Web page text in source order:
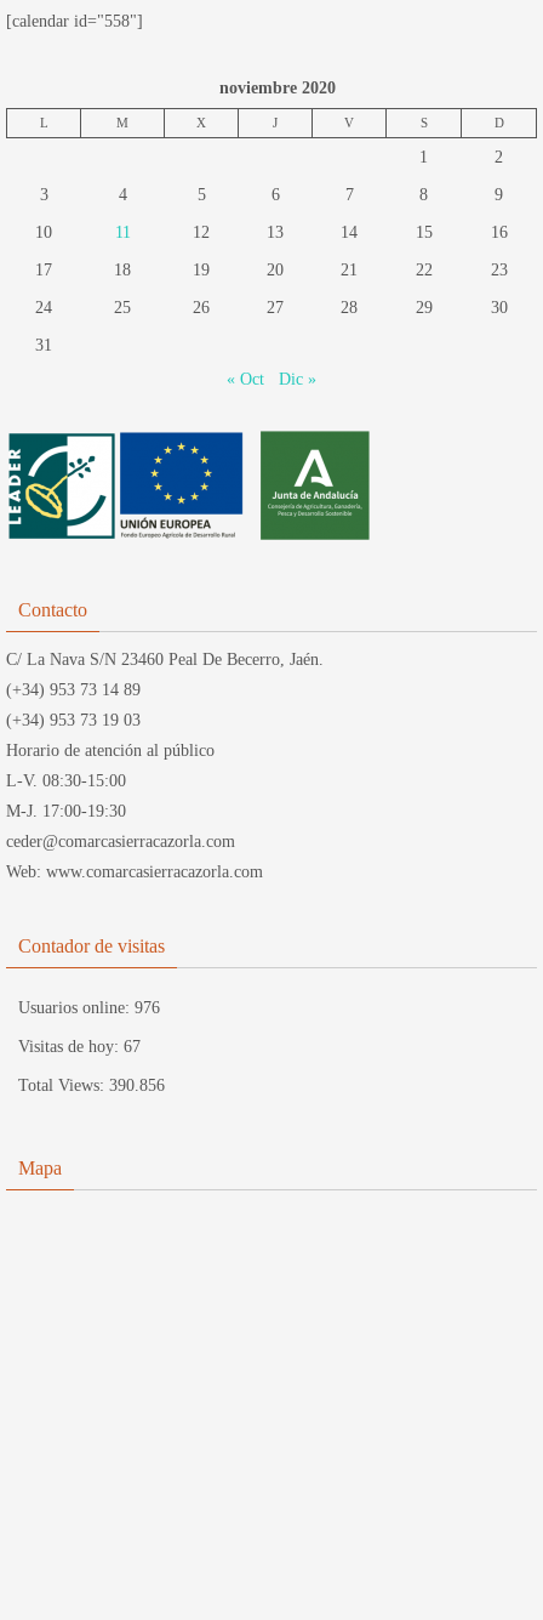
[calendar id="558"]
noviembre 2020
L M X J V S D
1 2
3 4 5 6 7 8 9
10 11 12 13 14 15 16
17 18 19 20 21 22 23
24 25 26 27 28 29 30
31
« Oct
Dic »
Contacto
C/ La Nava S/N 23460 Peal De Becerro, Jaén.
(+34) 953 73 14 89
(+34) 953 73 19 03
Horario de atención al público
L-V. 08:30-15:00
M-J. 17:00-19:30
ceder@comarcasierracazorla.com
Web: www.comarcasierracazorla.com
Contador de visitas
Usuarios online: 976
Visitas de hoy: 67
Total Views: 390.856
Mapa